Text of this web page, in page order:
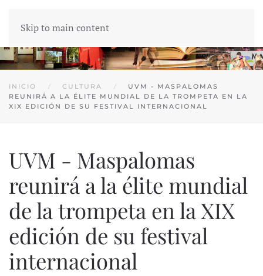
Skip to main content
INICIO CULTURA
UVM - MASPALOMAS
REUNIRÁ A LA ÉLITE MUNDIAL DE LA TROMPETA EN LA
XIX EDICIÓN DE SU FESTIVAL INTERNACIONAL
UVM - Maspalomas
reunirá a la élite mundial
de la trompeta en la XIX
edición de su festival
internacional